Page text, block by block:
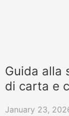
Guida alla
di carta e
January 23,